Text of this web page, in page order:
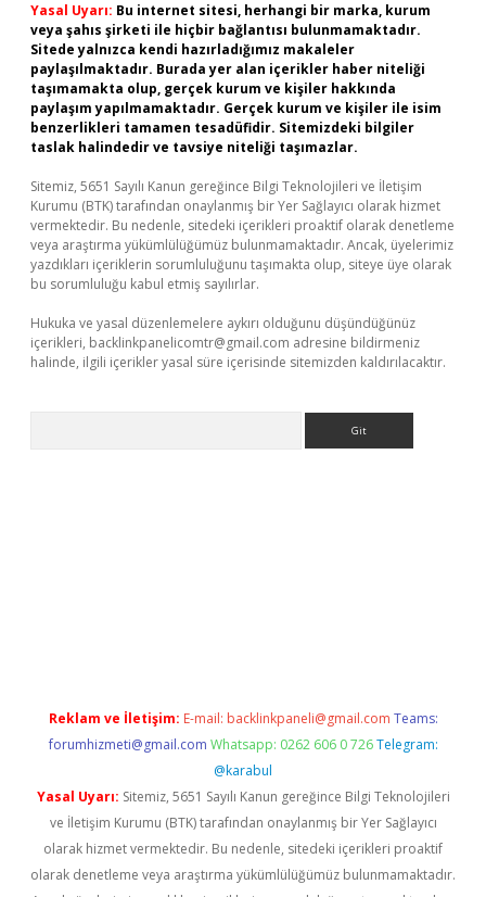
Yasal Uyarı: Bu internet sitesi, herhangi bir marka, kurum
veya şahıs şirketi ile hiçbir bağlantısı bulunmamaktadır.
Sitede yalnızca kendi hazırladığımız makaleler
paylaşılmaktadır. Burada yer alan içerikler haber niteliği
taşımamakta olup, gerçek kurum ve kişiler hakkında
paylaşım yapılmamaktadır. Gerçek kurum ve kişiler ile isim
benzerlikleri tamamen tesadüfidir. Sitemizdeki bilgiler
taslak halindedir ve tavsiye niteliği taşımazlar.
Sitemiz, 5651 Sayılı Kanun gereğince Bilgi Teknolojileri ve İletişim
Kurumu (BTK) tarafından onaylanmış bir Yer Sağlayıcı olarak hizmet
vermektedir. Bu nedenle, sitedeki içerikleri proaktif olarak denetleme
veya araştırma yükümlülüğümüz bulunmamaktadır. Ancak, üyelerimiz
yazdıkları içeriklerin sorumluluğunu taşımakta olup, siteye üye olarak
bu sorumluluğu kabul etmiş sayılırlar.
Hukuka ve yasal düzenlemelere aykırı olduğunu düşündüğünüz
içerikleri, backlinkpanelicomtr@gmail.com adresine bildirmeniz
halinde, ilgili içerikler yasal süre içerisinde sitemizden kaldırılacaktır.
Reklam ve İletişim: E-mail: backlinkpaneli@gmail.com Teams:
forumhizmeti@gmail.com Whatsapp: 0262 606 0 726 Telegram:
@karabul
Yasal Uyarı: Sitemiz, 5651 Sayılı Kanun gereğince Bilgi Teknolojileri
ve İletişim Kurumu (BTK) tarafından onaylanmış bir Yer Sağlayıcı
olarak hizmet vermektedir. Bu nedenle, sitedeki içerikleri proaktif
olarak denetleme veya araştırma yükümlülüğümüz bulunmamaktadır.